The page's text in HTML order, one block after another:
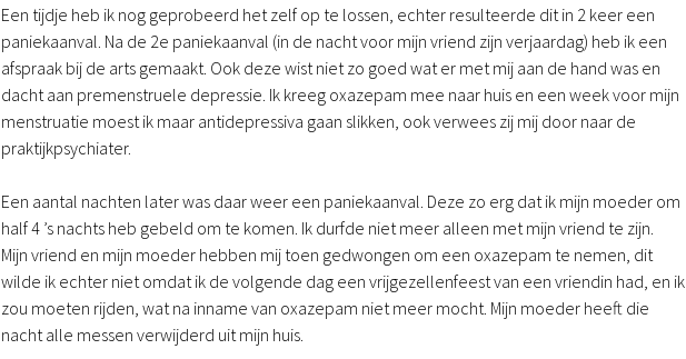
Een tijdje heb ik nog geprobeerd het zelf op te lossen, echter resulteerde dit in 2 keer een
paniekaanval. Na de 2e paniekaanval (in de nacht voor mijn vriend zijn verjaardag) heb ik een
afspraak bij de arts gemaakt. Ook deze wist niet zo goed wat er met mij aan de hand was en
dacht aan premenstruele depressie. Ik kreeg oxazepam mee naar huis en een week voor mijn
menstruatie moest ik maar antidepressiva gaan slikken, ook verwees zij mij door naar de
praktijkpsychiater.
Een aantal nachten later was daar weer een paniekaanval. Deze zo erg dat ik mijn moeder om
half 4 ’s nachts heb gebeld om te komen. Ik durfde niet meer alleen met mijn vriend te zijn.
Mijn vriend en mijn moeder hebben mij toen gedwongen om een oxazepam te nemen, dit
wilde ik echter niet omdat ik de volgende dag een vrijgezellenfeest van een vriendin had, en ik
zou moeten rijden, wat na inname van oxazepam niet meer mocht. Mijn moeder heeft die
nacht alle messen verwijderd uit mijn huis.